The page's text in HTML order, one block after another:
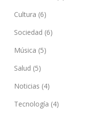
Cultura (6)
Sociedad (6)
Música (5)
Salud (5)
Noticias (4)
Tecnología (4)